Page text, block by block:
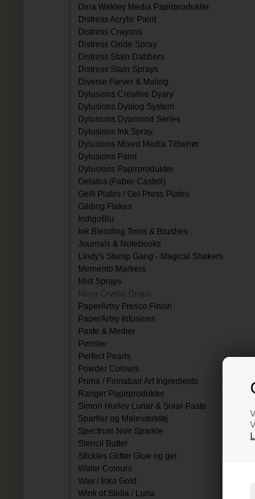
Dina Wakley Media Papirprodukter
Distress Acrylic Paint
Distress Crayons
Distress Oxide Spray
Distress Stain Dabbers
Distress Stain Sprays
Diverse Farver & Maling
Dylusions Creative Dyary
Dylusions Dyalog System
Dylusions Dyamond Series
Dylusions Ink Spray
Dylusions Mixed Media Tilbehør
Dylusions Paint
Dylusions Papirprodukter
Gelatos (Faber-Castell)
Gelli Plates / Gel Press Plates
Gilding Flakes
IndigoBlu
Ink Blending Tools & Brushes
Journals & Notebooks
Lindy's Stamp Gang - Magical Shakers
Memento Markers
Mist Sprays
Nuvo Crystal Drops
PaperArtsy Fresco Finish
PaperArtsy Infusions
Paste & Medier
Pensler
Perfect Pearls
Powder Colours
Prima / Finnabair Art Ingredients
Ranger Papirprodukter
Simon Hurley Lunar & Solar Paste
Spartler og Maleværktøj
Spectrum Noir Sparkle
Stencil Butter
Stickles Glitter Glue og gel
Water Colours
Wax / Inka Gold
Wink of Stella / Luna